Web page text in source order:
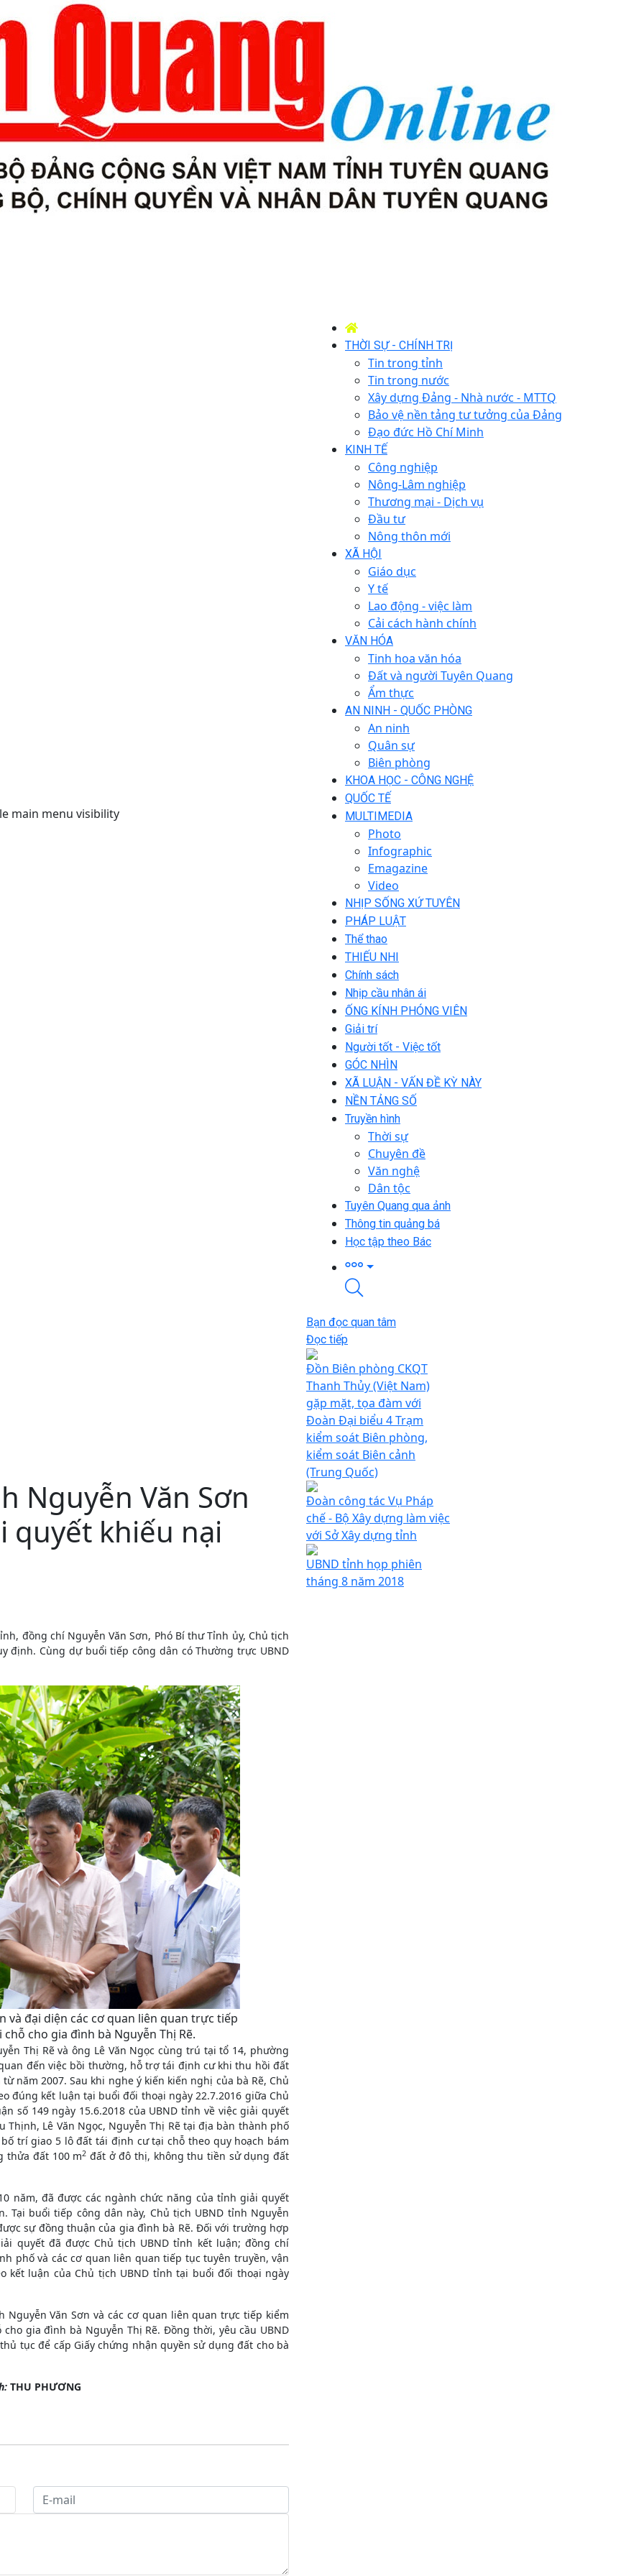
main menu visibility
THỜI SỰ - CHÍNH TRỊ
Tin trong tỉnh
Tin trong nước
Xây dựng Đảng - Nhà nước - MTTQ
Bảo vệ nền tảng tư tưởng của Đảng
Đạo đức Hồ Chí Minh
KINH TẾ
Công nghiệp
Nông-Lâm nghiệp
Thương mại - Dịch vụ
Đầu tư
Nông thôn mới
XÃ HỘI
Giáo dục
Y tế
Lao động - việc làm
Cải cách hành chính
VĂN HÓA
Tinh hoa văn hóa
Đất và người Tuyên Quang
Ẩm thực
AN NINH - QUỐC PHÒNG
An ninh
Quân sự
Biên phòng
KHOA HỌC - CÔNG NGHỆ
QUỐC TẾ
MULTIMEDIA
Photo
Infographic
Emagazine
Video
NHỊP SỐNG XỨ TUYÊN
PHÁP LUẬT
Thể thao
THIẾU NHI
Chính sách
Nhịp cầu nhân ái
ỐNG KÍNH PHÓNG VIÊN
Giải trí
Người tốt - Việc tốt
GÓC NHÌN
XÃ LUẬN - VẤN ĐỀ KỲ NÀY
NỀN TẢNG SỐ
Truyền hình
Thời sự
Chuyên đề
Văn nghệ
Dân tộc
Tuyên Quang qua ảnh
Thông tin quảng bá
Học tập theo Bác
Nguyễn Văn Sơn
quyết khiếu nại
đồng chí Nguyễn Văn Sơn, Phó Bí thư Tỉnh ủy, Chủ tịch
định. Cùng dự buổi tiếp công dân có Thường trực UBND
và đại diện các cơ quan liên quan trực tiếp
cho gia đình bà Nguyễn Thị Rẽ.
Thị Rẽ và ông Lê Văn Ngọc cùng trú tại tổ 14, phường
đến việc bồi thường, hỗ trợ tái định cư khi thu hồi đất
năm 2007. Sau khi nghe ý kiến kiến nghị của bà Rẽ, Chủ
đúng kết luận tại buổi đối thoại ngày 22.7.2016 giữa Chủ
số 149 ngày 15.6.2018 của UBND tỉnh về việc giải quyết
Thịnh, Lê Văn Ngọc, Nguyễn Thị Rẽ tại địa bàn thành phố
trí giao 5 lô đất tái định cư tại chỗ theo quy hoạch bám
thửa đất 100 m2 đất ở đô thị, không thu tiền sử dụng đất
năm, đã được các ngành chức năng của tỉnh giải quyết
buổi tiếp công dân này, Chủ tịch UBND tỉnh Nguyễn
sự đồng thuận của gia đình bà Rẽ. Đối với trường hợp
quyết đã được Chủ tịch UBND tỉnh kết luận; đồng chí
phố và các cơ quan liên quan tiếp tục tuyên truyền, vận
kết luận của Chủ tịch UBND tỉnh tại buổi đối thoại ngày
Văn Sơn và các cơ quan liên quan trực tiếp kiểm
gia đình bà Nguyễn Thị Rẽ. Đồng thời, yêu cầu UBND
tục để cấp Giấy chứng nhận quyền sử dụng đất cho bà
THU PHƯƠNG
Bạn đọc quan tâm
Đọc tiếp
Đồn Biên phòng CKQT
Thanh Thủy (Việt Nam)
gặp mặt, tọa đàm với
Đoàn Đại biểu 4 Trạm
kiểm soát Biên phòng,
kiểm soát Biên cảnh
(Trung Quốc)
Đoàn công tác Vụ Pháp
chế - Bộ Xây dựng làm việc
với Sở Xây dựng tỉnh
UBND tỉnh họp phiên
tháng 8 năm 2018